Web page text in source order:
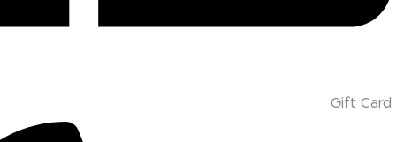
Gift Card